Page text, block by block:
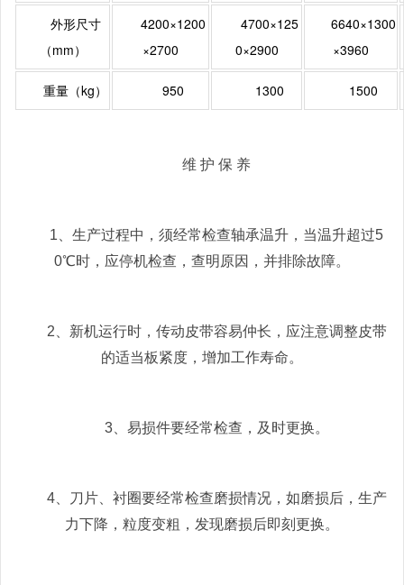
外形尺寸
（mm）
4200×1200
×2700
4700×125
0×2900
6640×1300
×3960
重量（kg） 950 1300 1500
维 护 保 养
1、生产过程中，须经常检查轴承温升，当温升超过5
0℃时，应停机检查，查明原因，并排除故障。
2、新机运行时，传动皮带容易仲长，应注意调整皮带
的适当板紧度，增加工作寿命。
3、易损件要经常检查，及时更换。
4、刀片、衬圈要经常检查磨损情况，如磨损后，生产
力下降，粒度变粗，发现磨损后即刻更换。